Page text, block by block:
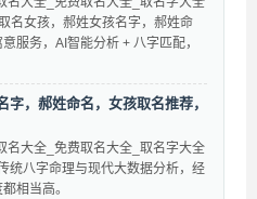
名女孩，郝姓女孩名字，郝姓命
服务，AI智能分析 + 八字匹配，
，郝姓命名，女孩取名推荐，
名大全_免费取名大全_取名字大全
统八字命理与现代大数据分析，经
相当高。